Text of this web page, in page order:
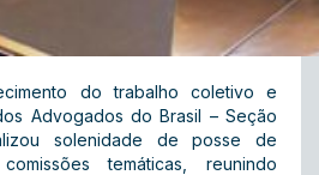
do trabalho coletivo e
Advogados do Brasil – Seção
solenidade de posse de
temáticas, reunindo